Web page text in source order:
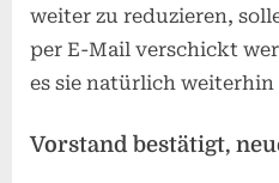
weiter zu reduzieren,
per E-Mail verschickt
es sie natürlich
Vorstand bestätigt,